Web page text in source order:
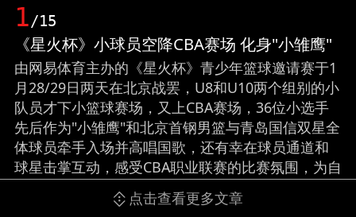
1/15
《星火杯》小球员空降CBA赛场 化身"小雏鹰"
由网易体育主办的《星火杯》青少年篮球邀请赛于1
月28/29日两天在北京战罢，U8和U10两个组别的小
队员才下小篮球赛场，又上CBA赛场，36位小选手
先后作为"小雏鹰"和北京首钢男篮与青岛国信双星全
体球员牵手入场并高唱国歌，还有幸在球员通道和
球星击掌互动，感受CBA职业联赛的比赛氛围，为自
己的《星火杯》之旅留下独一无二的难忘回忆。
（来源：网易体育）点击查看更多文章